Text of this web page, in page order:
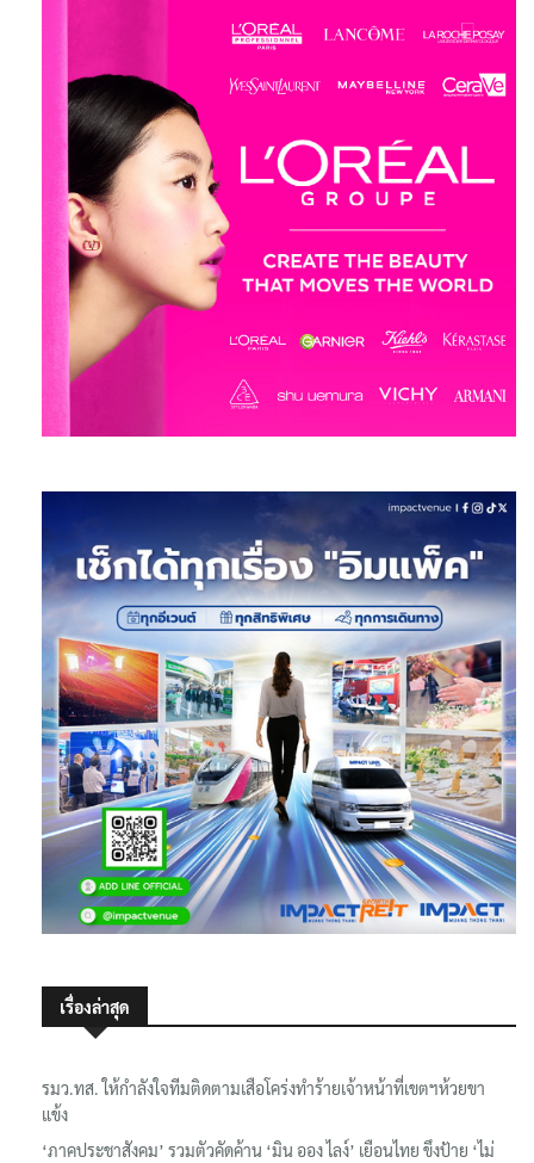
เรื่องล่าสุด
รมว.ทส. ให้กำลังใจทีมติดตามเสือโคร่งทำร้ายเจ้าหน้าที่เขตฯห้วยขา
แข้ง
‘ภาคประชาสังคม’ รวมตัวคัดค้าน ‘มิน ออง ไลง์’ เยือนไทย ขึงป้าย ‘ไม่